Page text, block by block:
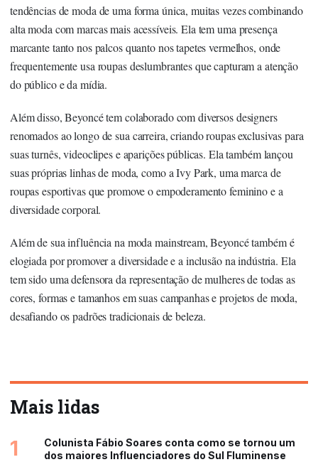
tendências de moda de uma forma única, muitas vezes combinando
alta moda com marcas mais acessíveis. Ela tem uma presença
marcante tanto nos palcos quanto nos tapetes vermelhos, onde
frequentemente usa roupas deslumbrantes que capturam a atenção
do público e da mídia.
Além disso, Beyoncé tem colaborado com diversos designers
renomados ao longo de sua carreira, criando roupas exclusivas para
suas turnês, videoclipes e aparições públicas. Ela também lançou
suas próprias linhas de moda, como a Ivy Park, uma marca de
roupas esportivas que promove o empoderamento feminino e a
diversidade corporal.
Além de sua influência na moda mainstream, Beyoncé também é
elogiada por promover a diversidade e a inclusão na indústria. Ela
tem sido uma defensora da representação de mulheres de todas as
cores, formas e tamanhos em suas campanhas e projetos de moda,
desafiando os padrões tradicionais de beleza.
Mais lidas
1
Colunista Fábio Soares conta como se tornou um
dos maiores Influenciadores do Sul Fluminense